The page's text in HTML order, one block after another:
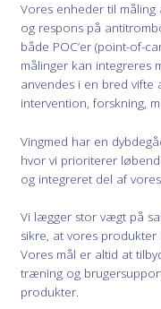
Vores enheder til
og respons på
både POC’er (point-of-
målinger kan integreres
anvendes i en bred vifte
intervention, forskning,
Vingmed har en
hvor vi prioriterer
og integreret del af
Vi lægger stor vægt på
sikre, at vores
Vores mål er altid at
træning og
produkter.